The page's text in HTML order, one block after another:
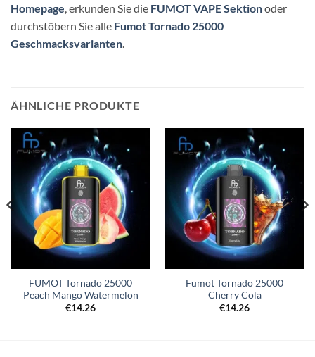
Homepage , erkunden Sie die FUMOT VAPE Sektionoder
durchstöbern Sie alle Fumot Tornado 25000
Geschmacksvarianten
ÄHNLICHE PRODUKTE
FUMOT Tornado 25000
Peach Mango Watermelon
€14.26
Fumot Tornado 25000
Cherry Cola
€14.26